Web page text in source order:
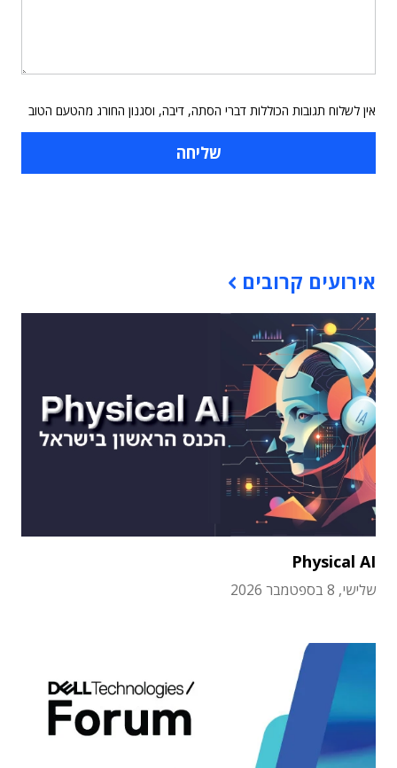
אין לשלוח תגובות הכוללות דברי הסתה, דיבה, וסגנון החורג מהטעם הטוב
אירועים קרובים
Physical AI
שלישי, 8 בספטמבר 2026